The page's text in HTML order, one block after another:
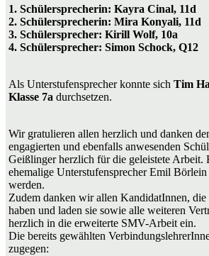
1. Schülersprecherin: Kayra Cinal, 11d
2. Schülersprecherin: Mira Konyali, 11d
3. Schülersprecher: Kirill Wolf, 10a
4. Schülersprecher: Simon Schock, Q12
Als Unterstufensprecher konnte sichTim
Klasse 7a durchsetzen.
Wir gratulieren allen herzlich und danken
engagierten und ebenfalls anwesenden
Geißlinger herzlich für die geleistete Arbeit.
ehemalige Unterstufensprecher Emil Börlein
werden.
Zudem danken wir allen KandidatInnen,
haben und laden sie sowie alle weiteren
herzlich in die erweiterte SMV-Arbeit ein.
Die bereits gewählten
zugegen: